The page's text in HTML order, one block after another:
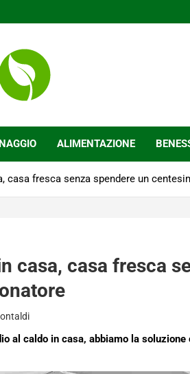
ALIMENTAZIONE
casa fresca senza spendere un
casa, casa fresca
al caldo in casa, abbiamo la